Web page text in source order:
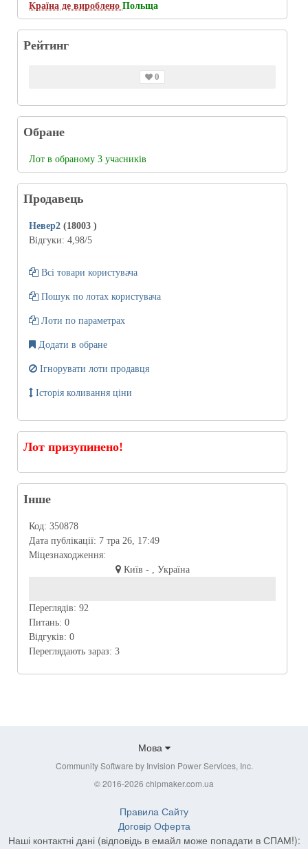
Країна де вироблено Польща
Рейтинг
0
Обране
Лот в обраному 3 учасників
Продавець
Невер2 (18003 )
Відгуки: 4,98/5
Всі товари користувача
Пошук по лотах користувача
Лоти по параметрах
Додати в обране
Ігнорувати лоти продавця
Історія коливання ціни
Лот призупинено!
Інше
Код: 350878
Дата публікації: 7 тра 26, 17:49
Міцезнаходження:
Київ - , Україна
Переглядів: 92
Питань: 0
Відгуків: 0
Переглядають зараз: 3
Мова
Community Software by Invision Power Services, Inc.
© 2016-2026 chipmaker.com.ua
Правила Сайту
Договір Оферта
Наші контактні дані (відповідь в емайл може попадати в СПАМ!):